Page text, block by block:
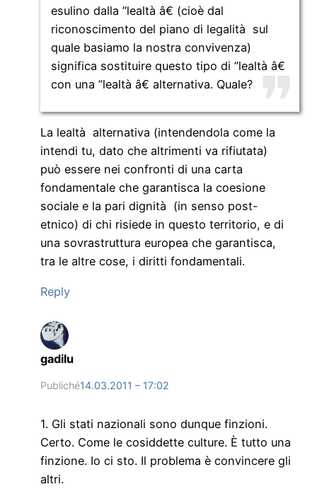
esulino dalla ”lealtà â€ (cioè dal
riconoscimento del piano di legalità sul
quale basiamo la nostra convivenza)
significa sostituire questo tipo di ”lealtà â€
con una ”lealtà â€ alternativa. Quale?
La lealtà alternativa (intendendola come la
intendi tu, dato che altrimenti va rifiutata)
può essere nei confronti di una carta
fondamentale che garantisca la coesione
sociale e la pari dignità (in senso post-
etnico) di chi risiede in questo territorio, e di
una sovrastruttura europea che garantisca,
tra le altre cose, i diritti fondamentali.
Reply
gadilu
Publiché14.03.2011 – 17:02
1. Gli stati nazionali sono dunque finzioni.
Certo. Come le cosiddette culture. È tutto una
finzione. Io ci sto. Il problema è convincere gli
altri.